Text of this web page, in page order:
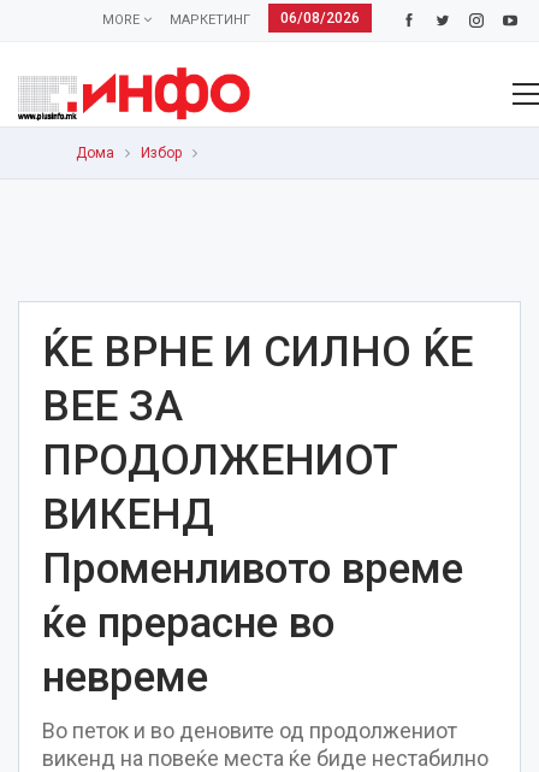
06/08/2026
МАРКЕТИНГ
MORE
Дома Избор
ЌЕ ВРНЕ И СИЛНО ЌЕ
ВЕЕ ЗА
ПРОДОЛЖЕНИОТ
ВИКЕНД
Променливото време
ќе прерасне во
невреме
Во петок и во деновите од продолжениот
викенд на повеќе места ќе биде нестабилно